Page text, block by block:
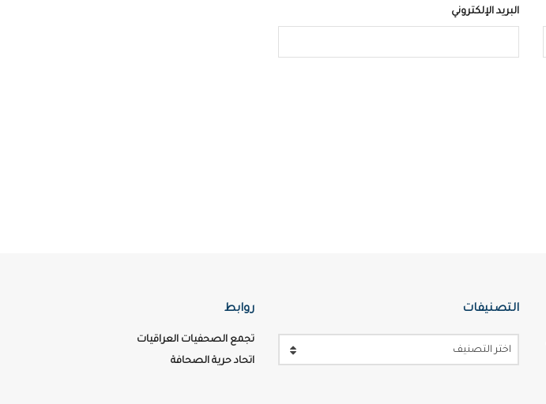
البريد الإلكتروني
التصنيفات
اختر التصنيف
روابط
تجمع الصحفيات العراقيات
اتحاد حرية الصحافة